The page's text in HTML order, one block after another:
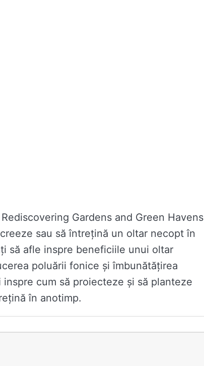
Gardens and Green Havens
sau să întrețină un oltar necopt în
să afle inspre beneficiile unui oltar
poluării fonice și îmbunătățirea
cum să proiecteze și să planteze
în anotimp.